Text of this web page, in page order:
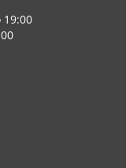
19:00